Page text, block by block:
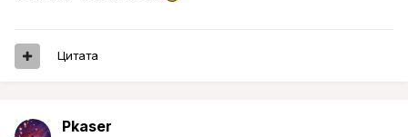
Цитата
Pkaser